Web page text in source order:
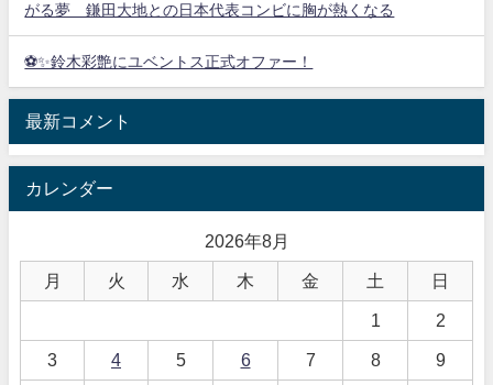
がる夢 鎌田大地との日本代表コンビに胸が熱くなる
⚽✨鈴木彩艶にユベントス正式オファー！
最新コメント
カレンダー
2026年8月
月 火 水 木 金 土 日
1 2
3 4 5 6 7 8 9